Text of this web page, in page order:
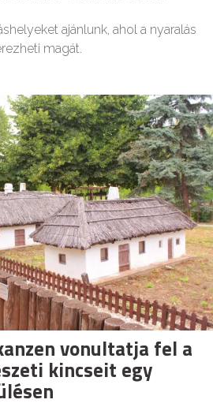
ajánlunk, ahol a nyaralás
magát.
vonultatja fel a
kincseit egy